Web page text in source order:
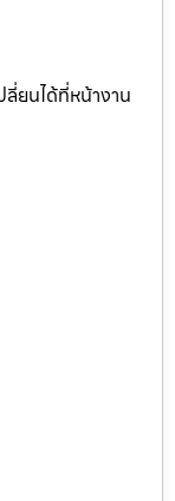
ลี่ยนได้ที่หน้างาน